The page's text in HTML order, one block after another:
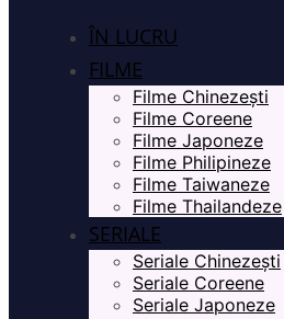
ÎN LUCRU
FILME
Filme Chinezești
Filme Coreene
Filme Japoneze
Filme Philipineze
Filme Taiwaneze
Filme Thailandeze
SERIALE
Seriale Chinezești
Seriale Coreene
Seriale Japoneze